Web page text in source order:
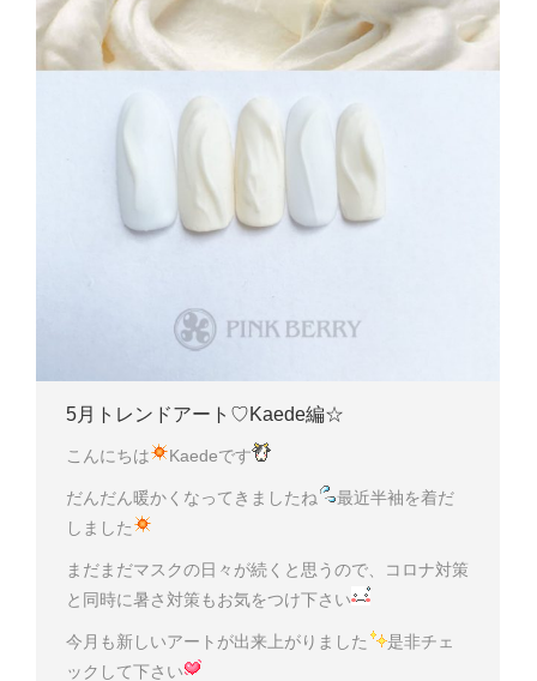
5月トレンドアート♡Kaede編☆
こんにちは Kaedeです
だんだん暖かくなってきましたね
最近半袖を着だ
しました
まだまだマスクの日々が続くと思うので、コロナ対策
と同時に暑さ対策もお気をつけ下さい
今月も新しいアートが出来上がりました
是非チェ
ックして下さい